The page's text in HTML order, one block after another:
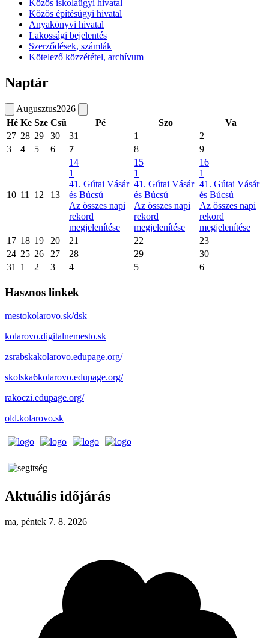
Közös iskolaügyi hivatal
Közös építésügyi hivatal
Anyakönyvi hivatal
Lakossági bejelentés
Szerződések, számlák
Kötelező közzététel, archívum
Naptár
Augusztus2026
Hé Ke Sze Csü Pé Szo
Va
27 28 29 30 31 1
2
3
4 5 6 7 8 9
10 11 12 13
14
1
41. Gútai Vásár
és Búcsú
Az összes napi
rekord
megjelenítése
15
1
41. Gútai Vásár
és Búcsú
Az összes napi
rekord
megjelenítése
16
1
41. Gútai Vásár
és Búcsú
Az összes napi
rekord
megjelenítése
17 18 19 20 21 22
23
24 25 26 27 28 29
30
31
1 2 3 4 5 6
Hasznos linkek
mestokolarovo.sk/dsk
kolarovo.digitalnemesto.sk
zsrabskakolarovo.edupage.org/
skolska6kolarovo.edupage.org/
rakoczi.edupage.org/
old.kolarovo.sk
Aktuális időjárás
ma, péntek 7. 8. 2026